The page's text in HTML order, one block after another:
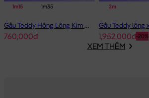
1m15 1m35
Gấu Teddy Hồng Lông Kim Chồn Đeo Nơ Hồng Pink Girl
760,000đ
2m
-20%
1,952,000đ
XEM THÊM